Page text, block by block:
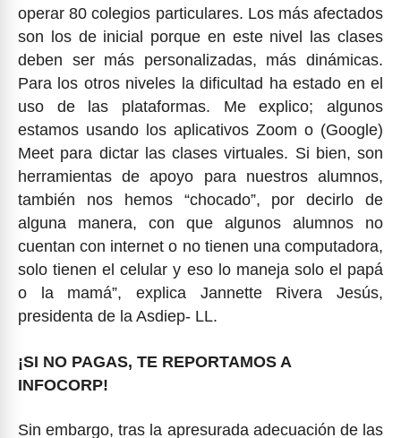
operar 80 colegios particulares. Los más afectados
son los de inicial porque en este nivel las clases
deben ser más personalizadas, más dinámicas.
Para los otros niveles la dificultad ha estado en el
uso de las plataformas. Me explico; algunos
estamos usando los aplicativos Zoom o (Google)
Meet para dictar las clases virtuales. Si bien, son
herramientas de apoyo para nuestros alumnos,
también nos hemos “chocado”, por decirlo de
alguna manera, con que algunos alumnos no
cuentan con internet o no tienen una computadora,
solo tienen el celular y eso lo maneja solo el papá
o la mamá”, explica Jannette Rivera Jesús,
presidenta de la Asdiep- LL.
¡SI NO PAGAS, TE REPORTAMOS A
INFOCORP!
Sin embargo, tras la apresurada adecuación de las